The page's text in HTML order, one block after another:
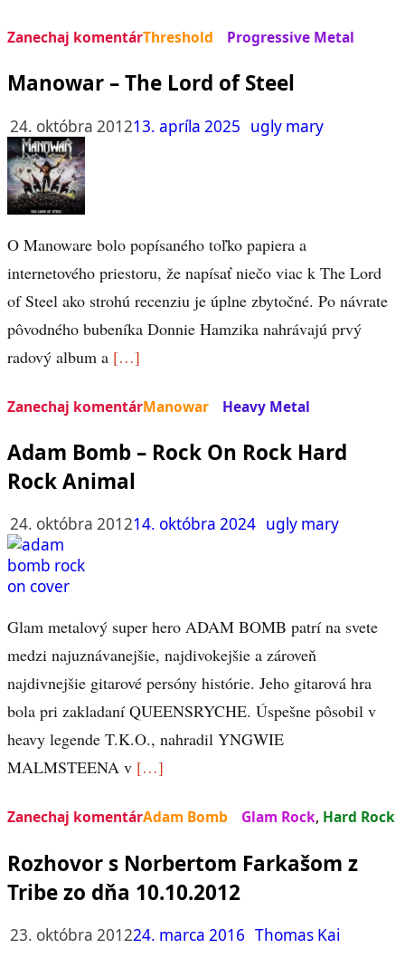
Zanechaj komentárThreshold Progressive Metal
Manowar – The Lord of Steel
24. októbra 201213. apríla 2025 ugly mary
O Manoware bolo popísaného toľko papiera a
internetového priestoru, že napísať niečo viac k The Lord
of Steel ako strohú recenziu je úplne zbytočné. Po návrate
pôvodného bubeníka Donnie Hamzika nahrávajú prvý
radový album a […]
Zanechaj komentárManowar Heavy Metal
Adam Bomb – Rock On Rock Hard
Rock Animal
24. októbra 201214. októbra 2024 ugly mary
Glam metalový super hero ADAM BOMB patrí na svete
medzi najuznávanejšie, najdivokejšie a zároveň
najdivnejšie gitarové persóny histórie. Jeho gitarová hra
bola pri zakladaní QUEENSRYCHE. Úspešne pôsobil v
heavy legende T.K.O., nahradil YNGWIE
MALMSTEENA v […]
Zanechaj komentárAdam Bomb Glam Rock, Hard Rock
Rozhovor s Norbertom Farkašom z
Tribe zo dňa 10.10.2012
23. októbra 201224. marca 2016 Thomas Kai